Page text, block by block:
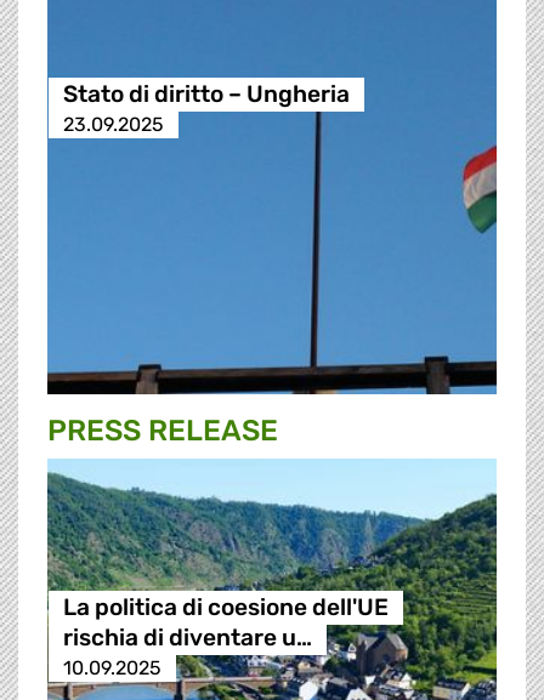
Stato di diritto – Ungheria
23.09.2025
PRESS RELEASE
La politica di coesione dell'UE
rischia di diventare u…
10.09.2025